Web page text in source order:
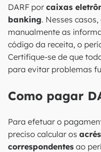
DARF por caixas
banking. Nesses
manualmente as
código da receita, o
Certifique-se de que
para evitar problemas
Como pagar
Para efetuar o
preciso calcular os
correspondentes ao